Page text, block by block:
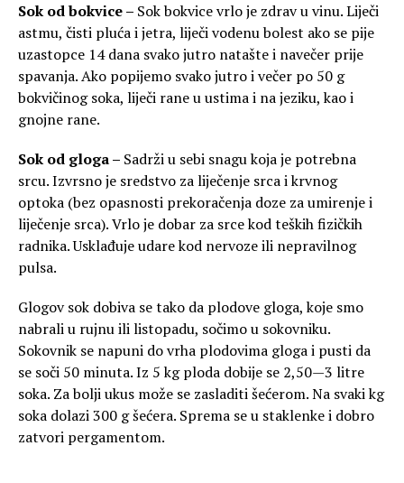
Sok od bokvice – Sok bokvice vrlo je zdrav u vinu. Liječi
astmu, čisti pluća i jetra, liječi vodenu bolest ako se pije
uzastopce 14 dana svako jutro natašte i navečer prije
spavanja. Ako popijemo svako jutro i večer po 50 g
bokvičinog soka, liječi rane u ustima i na jeziku, kao i
gnojne rane.
Sok od gloga – Sadrži u sebi snagu koja je potrebna
srcu. Izvrsno je sredstvo za liječenje srca i krvnog
optoka (bez opasnosti prekoračenja doze za umirenje i
liječenje srca). Vrlo je dobar za srce kod teških fizičkih
radnika. Usklađuje udare kod nervoze ili nepravilnog
pulsa.
Glogov sok dobiva se tako da plodove gloga, koje smo
nabrali u rujnu ili listopadu, sočimo u sokovniku.
Sokovnik se napuni do vrha plodovima gloga i pusti da
se soči 50 minuta. Iz 5 kg ploda dobije se 2,50—3 litre
soka. Za bolji ukus može se zasladiti šećerom. Na svaki kg
soka dolazi 300 g šećera. Sprema se u staklenke i dobro
zatvori pergamentom.